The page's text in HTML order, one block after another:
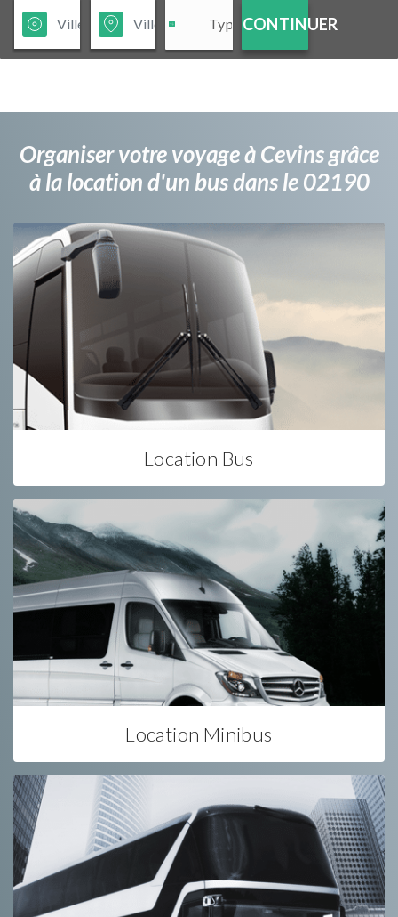
CONTINUER
Organiser votre voyage à Cevins grâce
à la location d'un bus dans le 02190
Location Bus
Location Minibus